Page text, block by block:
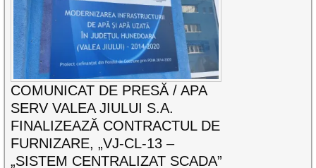
COMUNICAT DE PRESĂ / APA
SERV VALEA JIULUI S.A.
FINALIZEAZĂ CONTRACTUL DE
FURNIZARE, „VJ-CL-13 –
„SISTEM CENTRALIZAT SCADA”